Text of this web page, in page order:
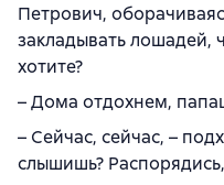
Петрович,
закладывать лошадей,
хотите?
– Дома отдохнем,
– Сейчас, сейчас, –
слышишь?